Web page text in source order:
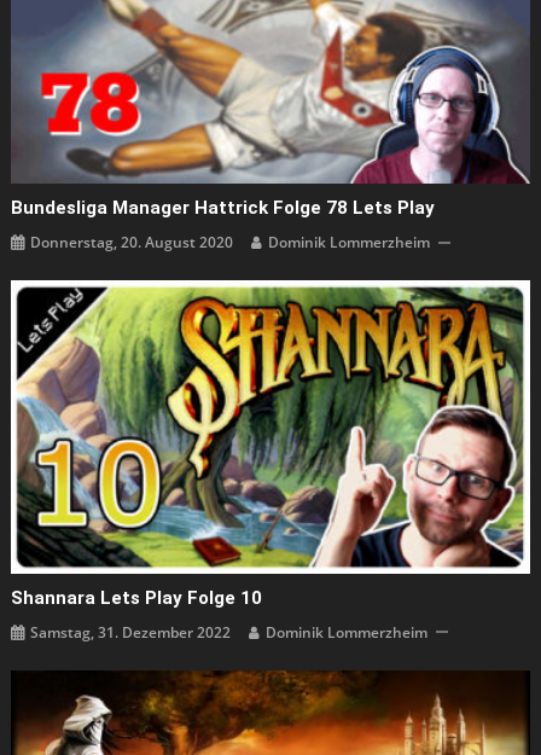
Bundesliga Manager Hattrick Folge 78 Lets Play
Donnerstag, 20. August 2020 Dominik Lommerzheim
Shannara Lets Play Folge 10
Samstag, 31. Dezember 2022 Dominik Lommerzheim